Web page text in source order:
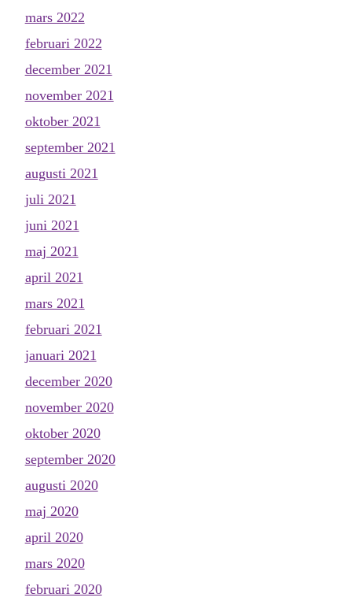
mars 2022
februari 2022
december 2021
november 2021
oktober 2021
september 2021
augusti 2021
juli 2021
juni 2021
maj 2021
april 2021
mars 2021
februari 2021
januari 2021
december 2020
november 2020
oktober 2020
september 2020
augusti 2020
maj 2020
april 2020
mars 2020
februari 2020